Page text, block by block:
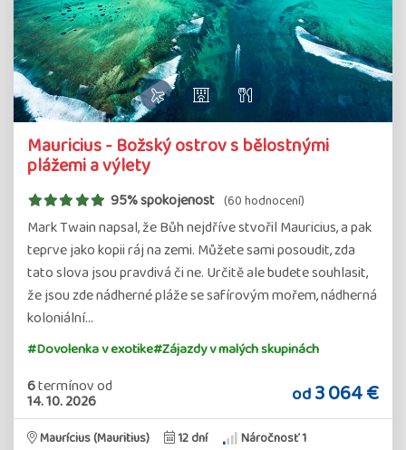
Mauricius - Božský ostrov s bělostnými
plážemi a výlety
95% spokojenost (60 hodnocení)
Mark Twain napsal, že Bůh nejdříve stvořil Mauricius, a pak
teprve jako kopii ráj na zemi. Můžete sami posoudit, zda
tato slova jsou pravdivá či ne. Určitě ale budete souhlasit,
že jsou zde nádherné pláže se safírovým mořem, nádherná
koloniální…
#Dovolenka v exotike#Zájazdy v malých skupinách
6termínovod
14. 10. 2026 od3 064 €
Maurícius (Mauritius) 12 dní Náročnosť 1